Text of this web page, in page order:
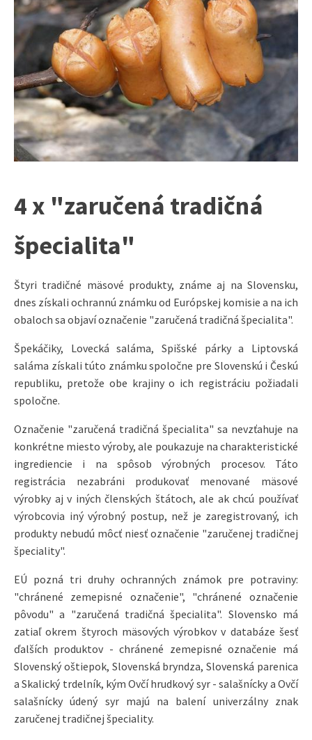
4 x "zaručená tradičná
špecialita"
Štyri tradičné mäsové produkty, známe aj na Slovensku,
dnes získali ochrannú známku od Európskej komisie a na ich
obaloch sa objaví označenie "zaručená tradičná špecialita".
Špekáčiky, Lovecká saláma, Spišské párky a Liptovská
saláma získali túto známku spoločne pre Slovenskú i Českú
republiku, pretože obe krajiny o ich registráciu požiadali
spoločne.
Označenie "zaručená tradičná špecialita" sa nevzťahuje na
konkrétne miesto výroby, ale poukazuje na charakteristické
ingrediencie i na spôsob výrobných procesov. Táto
registrácia nezabráni produkovať menované mäsové
výrobky aj v iných členských štátoch, ale ak chcú používať
výrobcovia iný výrobný postup, než je zaregistrovaný, ich
produkty nebudú môcť niesť označenie "zaručenej tradičnej
špeciality".
EÚ pozná tri druhy ochranných známok pre potraviny:
"chránené zemepisné označenie", "chránené označenie
pôvodu" a "zaručená tradičná špecialita". Slovensko má
zatiaľ okrem štyroch mäsových výrobkov v databáze šesť
ďalších produktov - chránené zemepisné označenie má
Slovenský oštiepok, Slovenská bryndza, Slovenská parenica
a Skalický trdelník, kým Ovčí hrudkový syr - salašnícky a Ovčí
salašnícky údený syr majú na balení univerzálny znak
zaručenej tradičnej špeciality.